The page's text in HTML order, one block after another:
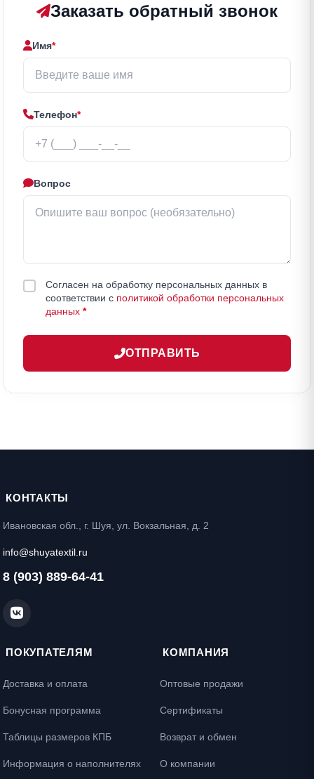
Заказать обратный звонок
Имя*
Телефон*
Вопрос
Согласен на обработку персональных данных в
соответствии с политикой обработки персональных
данных *
ОТПРАВИТЬ
КОНТАКТЫ
Ивановская обл., г. Шуя, ул. Вокзальная, д. 2
info@shuyatextil.ru
8 (903) 889-64-41
ПОКУПАТЕЛЯМ
Доставка и оплата
Бонусная программа
Таблицы размеров КПБ
Информация о наполнителях
КОМПАНИЯ
Оптовые продажи
Сертификаты
Возврат и обмен
О компании